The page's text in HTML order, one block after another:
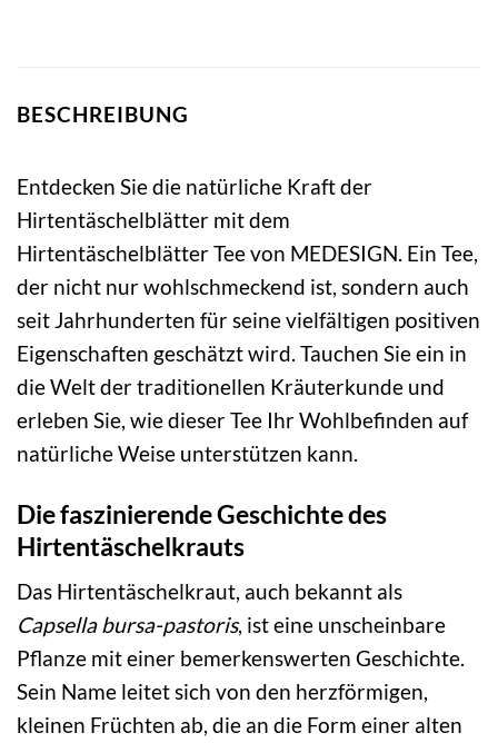
BESCHREIBUNG
Entdecken Sie die natürliche Kraft der
Hirtentäschelblätter mit dem
Hirtentäschelblätter Tee von MEDESIGN. Ein Tee,
der nicht nur wohlschmeckend ist, sondern auch
seit Jahrhunderten für seine vielfältigen positiven
Eigenschaften geschätzt wird. Tauchen Sie ein in
die Welt der traditionellen Kräuterkunde und
erleben Sie, wie dieser Tee Ihr Wohlbefinden auf
natürliche Weise unterstützen kann.
Die faszinierende Geschichte des
Hirtentäschelkrauts
Das Hirtentäschelkraut, auch bekannt als
Capsella bursa-pastoris, ist eine unscheinbare
Pflanze mit einer bemerkenswerten Geschichte.
Sein Name leitet sich von den herzförmigen,
kleinen Früchten ab, die an die Form einer alten